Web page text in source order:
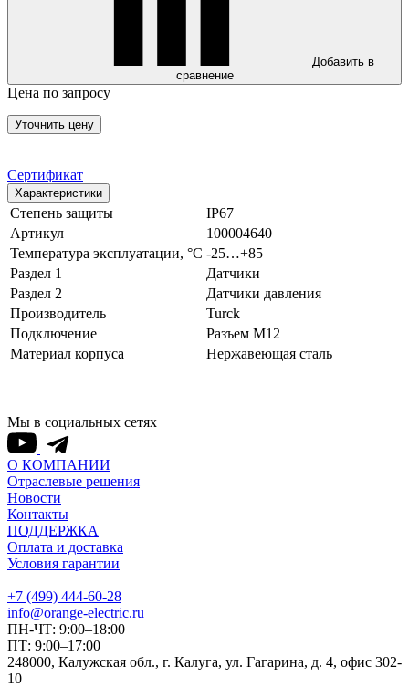
Добавить в
сравнение
Цена по запросу
Уточнить цену
Сертификат
Характеристики
Степень защиты
IP67
Артикул
100004640
Температура эксплуатации, °С -25…+85
Раздел 1
Датчики
Раздел 2
Датчики давления
Производитель
Turck
Подключение
Разъем M12
Материал корпуса
Нержавеющая сталь
Мы в социальных сетях
О КОМПАНИИ
Отраслевые решения
Новости
Контакты
ПОДДЕРЖКА
Оплата и доставка
Условия гарантии
+7 (499) 444-60-28
info@orange-electric.ru
ПН-ЧТ: 9:00–18:00
ПТ: 9:00–17:00
248000, Калужская обл., г. Калуга, ул. Гагарина, д. 4, офис 302-
10